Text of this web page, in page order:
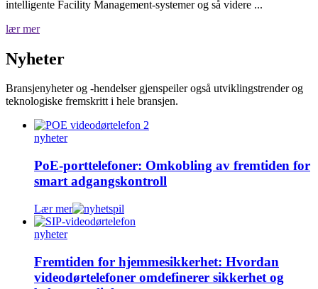
intelligente Facility Management-systemer og så videre ...
lær mer
Nyheter
Bransjenyheter og -hendelser gjenspeiler også utviklingstrender og
teknologiske fremskritt i hele bransjen.
nyheter
PoE-porttelefoner: Omkobling av fremtiden for
smart adgangskontroll
Lær mer
nyheter
Fremtiden for hjemmesikkerhet: Hvordan
videodørtelefoner omdefinerer sikkerhet og